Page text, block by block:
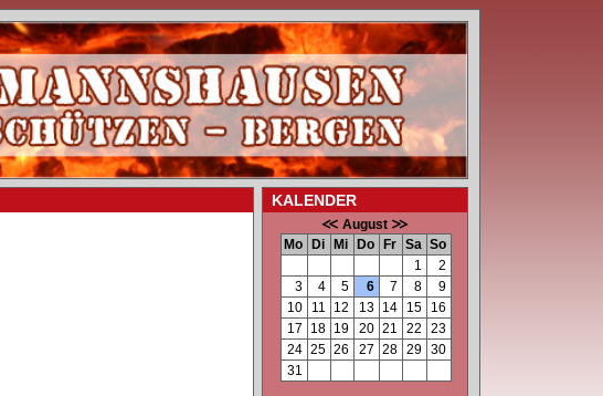
KALENDER
August
Mo
Di Mi Do Fr Sa So
1
2
3
4 5 6 7 8
9
10
11 12 13 14 15
16
17
18 19 20 21 22
23
24 25 26 27 28 29
30
31